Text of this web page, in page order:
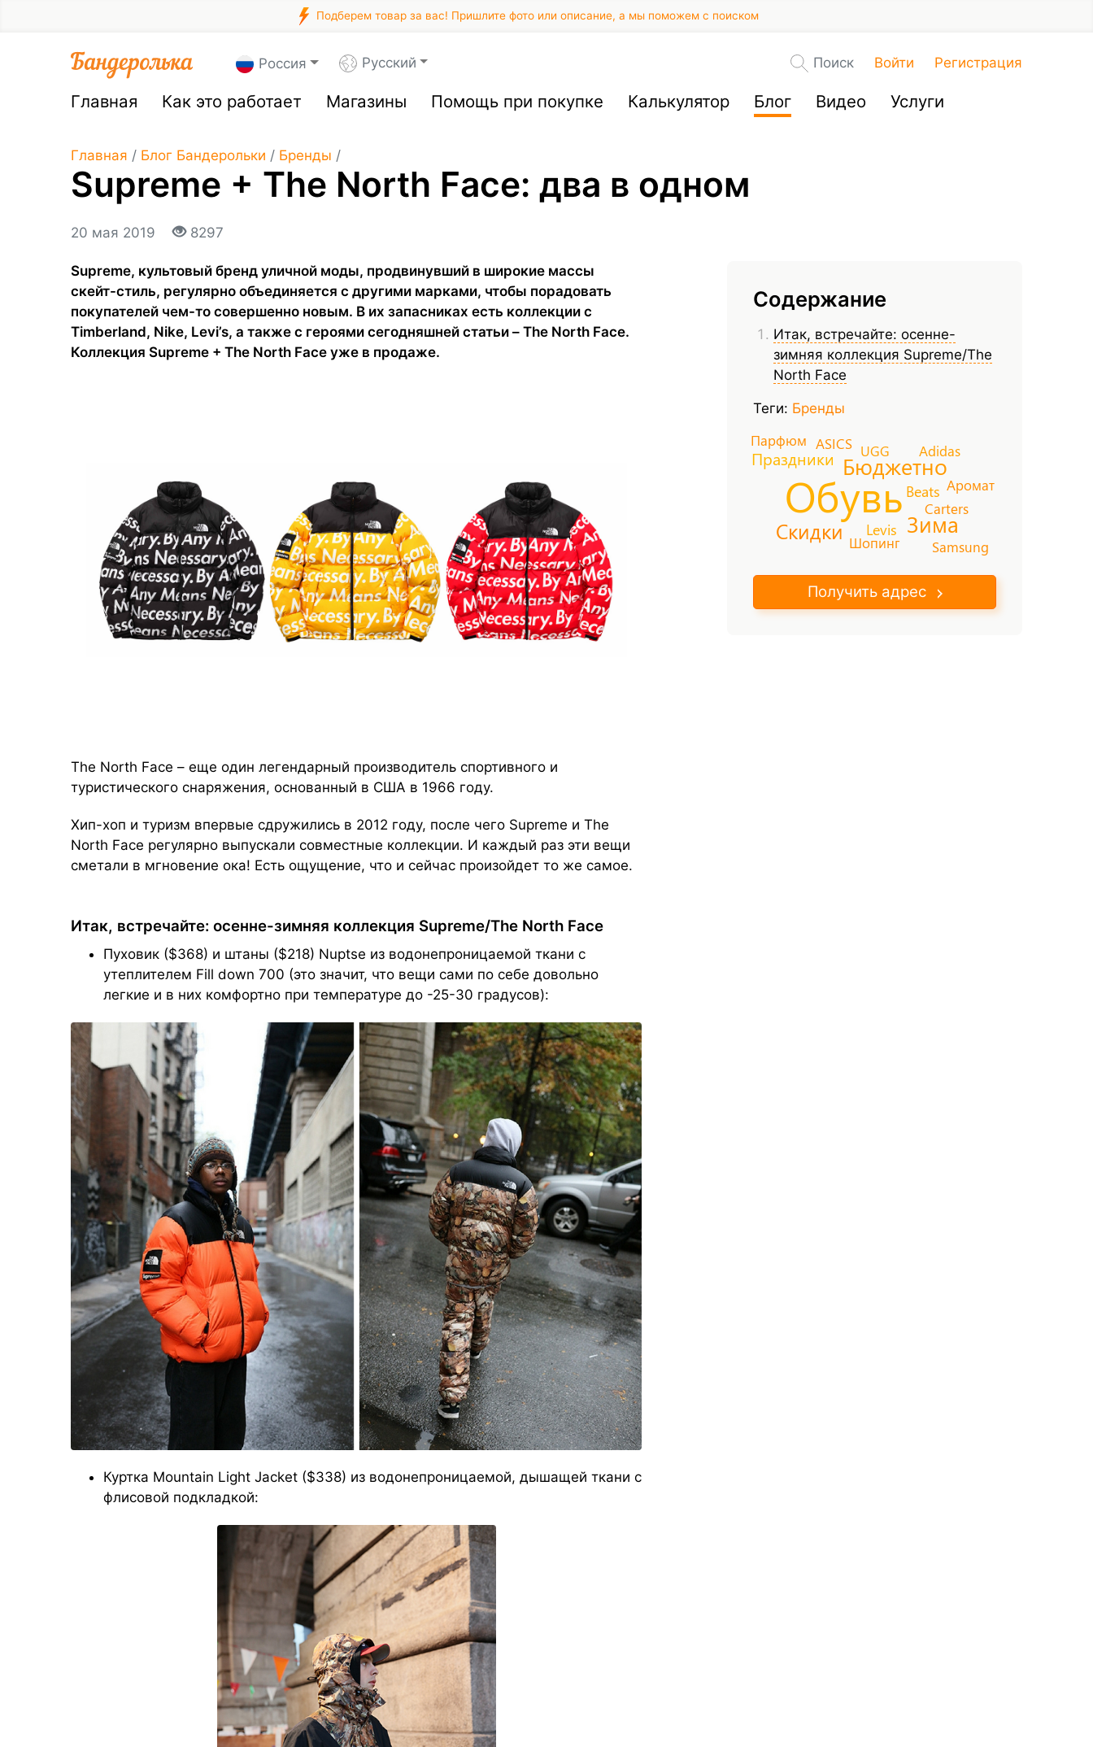
Подберем товар за вас! Пришлите фото или описание, а мы поможем с поиском
Россия Русский Поиск Войти Регистрация
Главная Как это работает Магазины Помощь при покупке Калькулятор Блог Видео Услуги
Главная / Блог Бандерольки / Бренды /
Supreme + The North Face: два в одном
20 мая 2019 8297
Содержание
Итак, встречайте: осенне-
зимняя коллекция Supreme/The
North Face
Теги: Бренды
Обувь
Бюджетно
Зима
Скидки
Праздники
Levis
Beats
Adidas
UGG
Парфюм
Carters
Шопинг
Samsung
Аромат
ASICS
Получить адрес
Supreme, культовый бренд уличной моды, продвинувший в широкие массы
скейт-стиль, регулярно объединяется с другими марками, чтобы порадовать
покупателей чем-то совершенно новым. В их запасниках есть коллекции с
Timberland, Nike, Levi’s, а также с героями сегодняшней статьи – The North Face.
Коллекция Supreme + The North Face уже в продаже.
The North Face – еще один легендарный производитель спортивного и
туристического снаряжения, основанный в США в 1966 году.
Хип-хоп и туризм впервые сдружились в 2012 году, после чего Supreme и The
North Face регулярно выпускали совместные коллекции. И каждый раз эти вещи
сметали в мгновение ока! Есть ощущение, что и сейчас произойдет то же самое.
Итак, встречайте: осенне-зимняя коллекция Supreme/The North Face
Пуховик ($368) и штаны ($218) Nuptse из водонепроницаемой ткани c
утеплителем Fill down 700 (это значит, что вещи сами по себе довольно
легкие и в них комфортно при температуре до -25-30 градусов):
Куртка Mountain Light Jacket ($338) из водонепроницаемой, дышащей ткани с
флисовой подкладкой: